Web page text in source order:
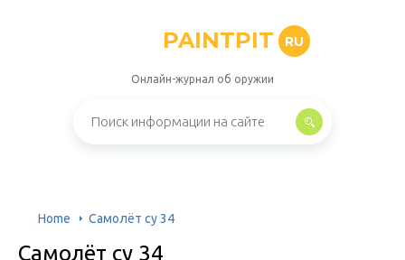
PAINTPIT RU
Онлайн-журнал об оружии
Home Самолёт су 34
Самолёт су 34